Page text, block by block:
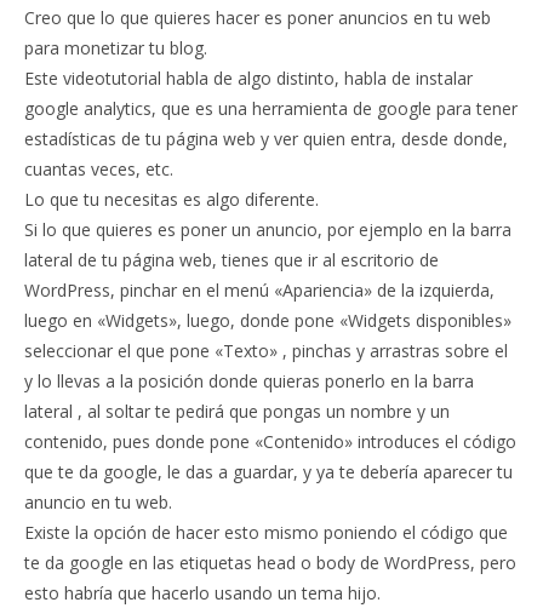
Creo que lo que quieres hacer es poner anuncios en tu web
para monetizar tu blog.
Este videotutorial habla de algo distinto, habla de instalar
google analytics, que es una herramienta de google para tener
estadísticas de tu página web y ver quien entra, desde donde,
cuantas veces, etc.
Lo que tu necesitas es algo diferente.
Si lo que quieres es poner un anuncio, por ejemplo en la barra
lateral de tu página web, tienes que ir al escritorio de
WordPress, pinchar en el menú «Apariencia» de la izquierda,
luego en «Widgets», luego, donde pone «Widgets disponibles»
seleccionar el que pone «Texto» , pinchas y arrastras sobre el
y lo llevas a la posición donde quieras ponerlo en la barra
lateral , al soltar te pedirá que pongas un nombre y un
contenido, pues donde pone «Contenido» introduces el código
que te da google, le das a guardar, y ya te debería aparecer tu
anuncio en tu web.
Existe la opción de hacer esto mismo poniendo el código que
te da google en las etiquetas head o body de WordPress, pero
esto habría que hacerlo usando un tema hijo.